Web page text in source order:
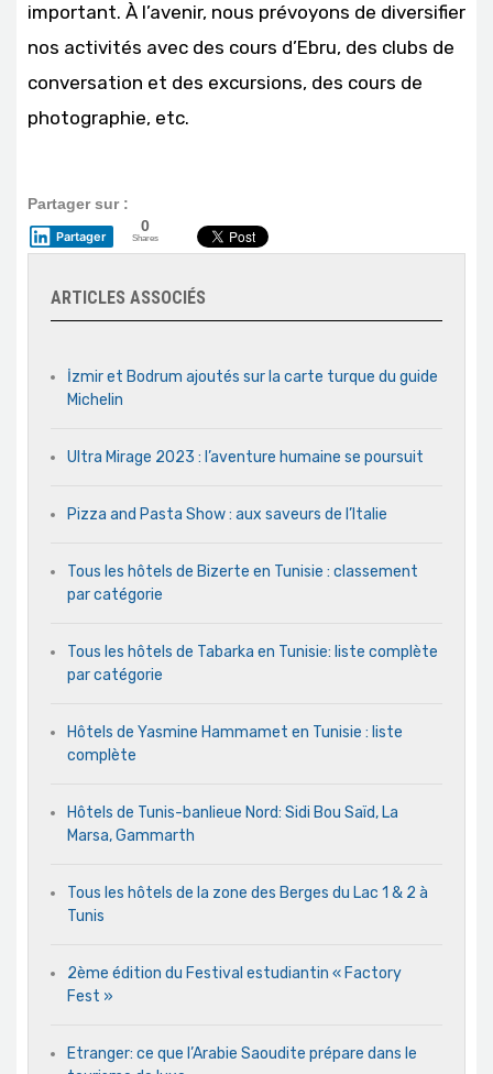
important. À l’avenir, nous prévoyons de diversifier
nos activités avec des cours d’Ebru, des clubs de
conversation et des excursions, des cours de
photographie, etc.
Partager sur :
Partager
0
Shares
ARTICLES ASSOCIÉS
İzmir et Bodrum ajoutés sur la carte turque du guide
Michelin
Ultra Mirage 2023 : l’aventure humaine se poursuit
Pizza and Pasta Show : aux saveurs de l’Italie
Tous les hôtels de Bizerte en Tunisie : classement
par catégorie
Tous les hôtels de Tabarka en Tunisie: liste complète
par catégorie
Hôtels de Yasmine Hammamet en Tunisie : liste
complète
Hôtels de Tunis-banlieue Nord: Sidi Bou Saïd, La
Marsa, Gammarth
Tous les hôtels de la zone des Berges du Lac 1 & 2 à
Tunis
2ème édition du Festival estudiantin « Factory
Fest »
Etranger: ce que l’Arabie Saoudite prépare dans le